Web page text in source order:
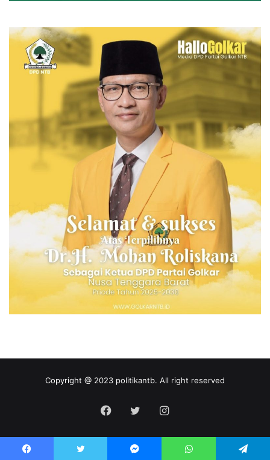
Copyright @ 2023 politikantb. All right reserved
Facebook
TwitterInstagram